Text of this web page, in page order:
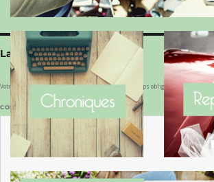
Laisser un commentaire
Votre adresse e-mail ne sera pas publiée.Les champs obligatoires sont
COMMENTAIRE*